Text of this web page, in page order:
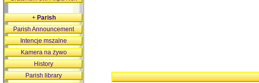
+Parish
Parish Announcement
Intencje mszalne
Kamera na żywo
History
Parish library